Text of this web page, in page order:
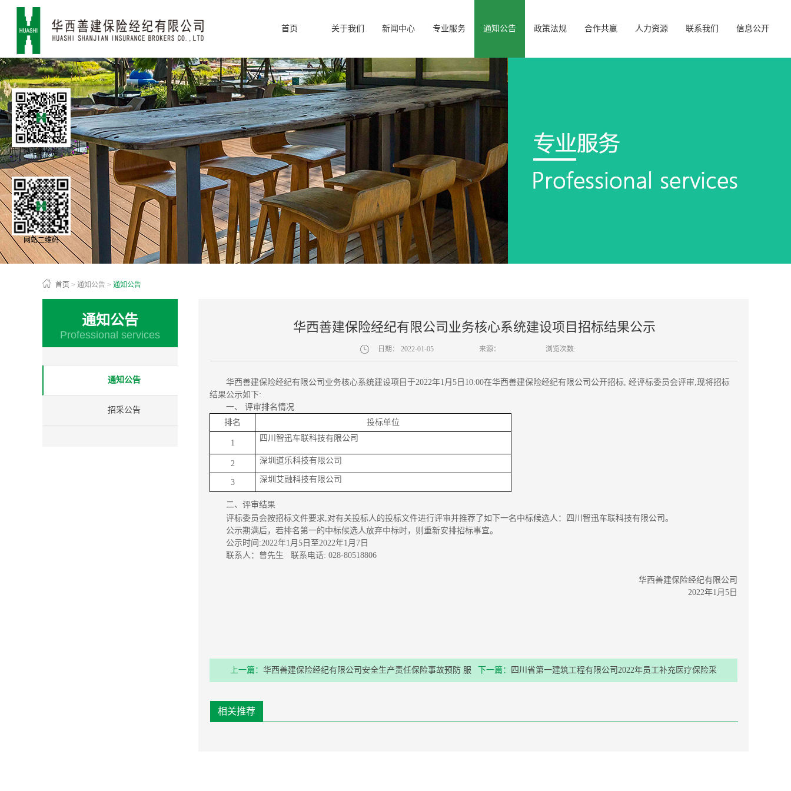
首页 关于我们 新闻中心 专业服务 通知公告 政策法规 合作共赢 人力资源 联系我们 信息公开
首页 > 通知公告 > 通知公告
通知公告
Professional services
通知公告
招采公告
华西善建保险经纪有限公司业务核心系统建设项目招标结果公示
日期： 2022-01-05 来源： 浏览次数:
华西善建保险经纪有限公司业务核心系统建设项目于2022年1月5日10:00在华西善建保险经纪有限公司公开招标, 经评标委员会评审,现将招标
结果公示如下:
一、 评审排名情况
排名
投标单位
1
四川智迅车联科技有限公司
2 深圳道乐科技有限公司
3 深圳艾融科技有限公司
二、评审结果
评标委员会按招标文件要求,对有关投标人的投标文件进行评审并推荐了如下一名中标候选人：四川智迅车联科技有限公司。
公示期满后，若排名第一的中标候选人放弃中标时，则重新安排招标事宜。
公示时间:2022年1月5日至2022年1月7日
联系人：曾先生 联系电话: 028-80518806
华西善建保险经纪有限公司
2022年1月5日
上一篇： 华西善建保险经纪有限公司安全生产责任保险事故预防 服 下一篇： 四川省第一建筑工程有限公司2022年员工补充医疗保险采
相关推荐
网站二维码
微信公众号